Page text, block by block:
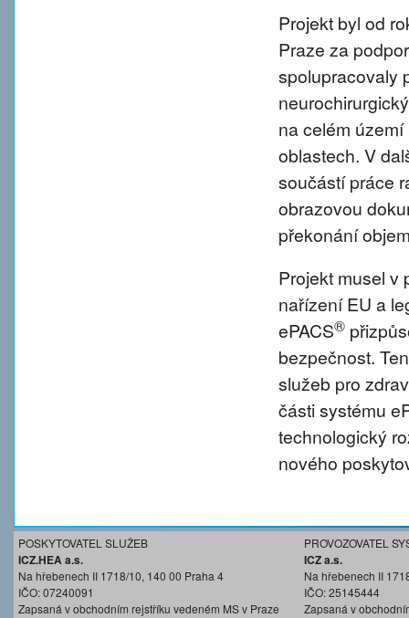
Projekt byl od
Praze za
spolupracovaly
na celém
oblastech. V
součástí práce
obrazovou
překonání
Projekt musel v
nařízení EU a
ePACS®
bezpečnost.
služeb pro
části systému
technologický
nového
POSKYTOVATEL SLUŽEB
ICZ.HEA a.s.
Na hřebenech II 1718/10, 140 00 Praha 4
IČO: 07240091
Zapsaná v obchodním rejstříku vedeném MS v Praze
PROVOZOVATEL
ICZ a.s.
Na hřebenech II
IČO: 25145444
Zapsaná v